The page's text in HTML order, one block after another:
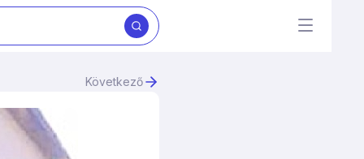
Következő